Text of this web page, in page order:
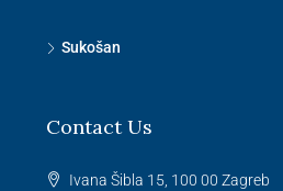
Sukošan
Contact Us
Ivana Šibla 15, 100 00 Zagreb